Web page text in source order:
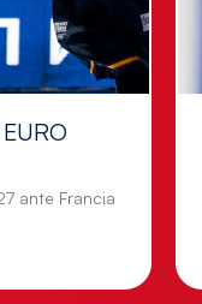
ante Francia